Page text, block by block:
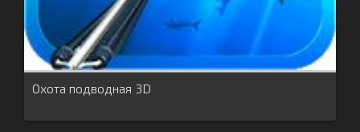
Охота подводная 3D